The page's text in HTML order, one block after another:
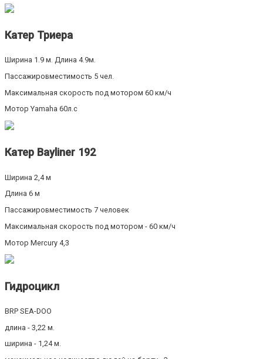
Катер Триера
Ширина 1.9 м. Длина 4.9м.
Пассажировместимость 5 чел.
Максимальная скорость под мотором 60 км/ч
Мотор Yamaha 60л.с
Катер Bayliner 192
Ширина 2,4 м
Длина 6 м
Пассажировместимость 7 человек
Максимальная скорость под мотором - 60 км/ч
Мотор Mercury 4,3
Гидроцикл
BRP SEA-DOO
длина - 3,22 м.
ширина - 1,24 м.